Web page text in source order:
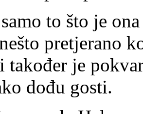
to što je
pretjerano
također je
dođu gosti.